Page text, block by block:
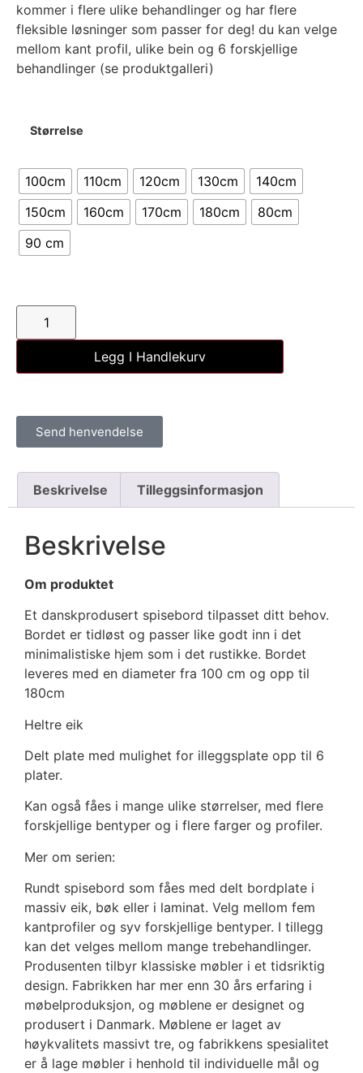
kommer i flere ulike behandlinger og har flere
fleksible løsninger som passer for deg! du kan velge
mellom kant profil, ulike bein og 6 forskjellige
behandlinger (se produktgalleri)
Størrelse
100cm 110cm 120cm 130cm
140cm
150cm
160cm 170cm 180cm
80cm
90 cm
Legg I Handlekurv
Send henvendelse
Beskrivelse Tilleggsinformasjon
Beskrivelse
Om produktet
Et danskprodusert spisebord tilpasset ditt behov.
Bordet er tidløst og passer like godt inn i det
minimalistiske hjem som i det rustikke. Bordet
leveres med en diameter fra 100 cm og opp til
180cm
Heltre eik
Delt plate med mulighet for illeggsplate opp til 6
plater.
Kan også fåes i mange ulike størrelser, med flere
forskjellige bentyper og i flere farger og profiler.
Mer om serien:
Rundt spisebord som fåes med delt bordplate i
massiv eik, bøk eller i laminat. Velg mellom fem
kantprofiler og syv forskjellige bentyper. I tillegg
kan det velges mellom mange trebehandlinger.
Produsenten tilbyr klassiske møbler i et tidsriktig
design. Fabrikken har mer enn 30 års erfaring i
møbelproduksjon, og møblene er designet og
produsert i Danmark. Møblene er laget av
høykvalitets massivt tre, og fabrikkens spesialitet
er å lage møbler i henhold til individuelle mål og